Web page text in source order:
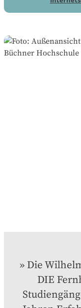
Die
DIE